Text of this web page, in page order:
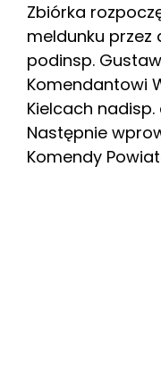
Zbiórka
meldunku
podinsp.
Komendantowi
Kielcach nadisp.
Następnie
Komendy